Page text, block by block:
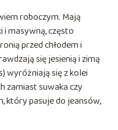
roboczym. Mają
masywną, często
przed chłodem i
się jesienią i zimą
wyróżniają się z kolei
zamiast suwaka czy
który pasuje do jeansów,